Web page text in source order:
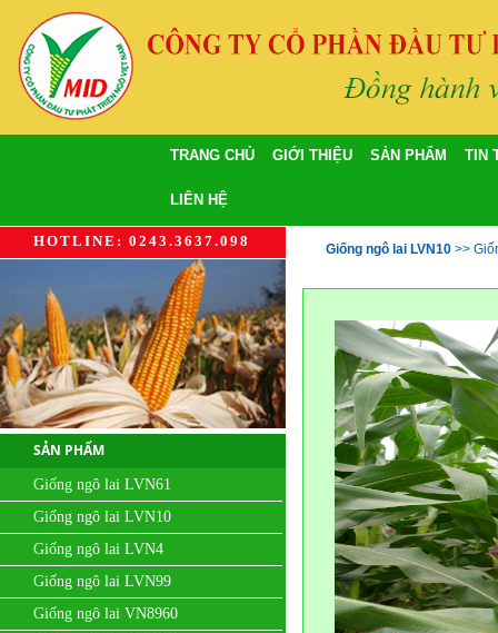
TRANG CHỦ GIỚI THIỆU SẢN PHẨM TIN
LIÊN HỆ
HOTLINE: 0243.3637.098
SẢN PHẨM
Giống ngô lai LVN61
Giống ngô lai LVN10
Giống ngô lai LVN4
Giống ngô lai LVN99
Giống ngô lai VN8960
Giống ngô lai LVN10 >>